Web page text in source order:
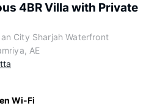
4BR Villa with Private
City Sharjah Waterfront
AE
Wi-Fi